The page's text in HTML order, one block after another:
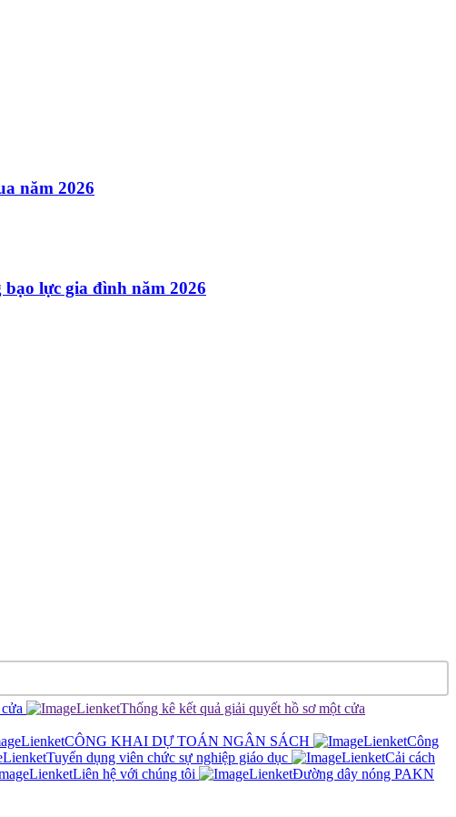
năm 2026
lực gia đình năm 2026
Thống kê kết quả giải quyết hồ sơ một cửa
CÔNG KHAI DỰ TOÁN NGÂN SÁCH
Công
Tuyển dụng viên chức sự nghiệp giáo dục
Cải cách
Liên hệ với chúng tôi
Đường dây nóng PAKN